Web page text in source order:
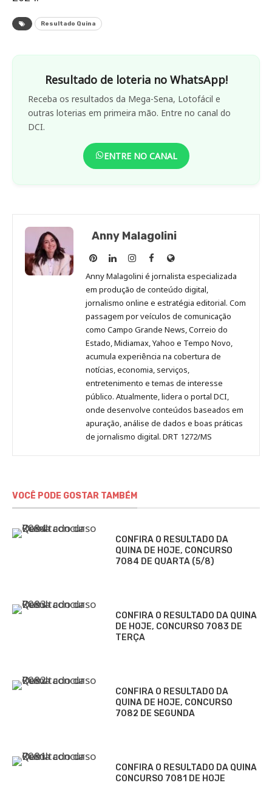
Resultado Quina
Resultado de loteria no WhatsApp!
Receba os resultados da Mega-Sena, Lotofácil e
outras loterias em primeira mão. Entre no canal do
DCI.
ENTRE NO CANAL
Anny Malagolini
Anny
Malagolini
no
Pinterest
Anny
Malagolini
no
LinkedIn
Anny
Malagolini
no
Instagram
Anny
Malagolini
no
Facebook
Site
de
Anny
Malagolini
Anny Malagolini é jornalista especializada
em produção de conteúdo digital,
jornalismo online e estratégia editorial. Com
passagem por veículos de comunicação
como Campo Grande News, Correio do
Estado, Midiamax, Yahoo e Tempo Novo,
acumula experiência na cobertura de
notícias, economia, serviços,
entretenimento e temas de interesse
público. Atualmente, lidera o portal DCI,
onde desenvolve conteúdos baseados em
apuração, análise de dados e boas práticas
de jornalismo digital. DRT 1272/MS
VOCÊ PODE GOSTAR TAMBÉM
CONFIRA O RESULTADO DA
QUINA DE HOJE, CONCURSO
7084 DE QUARTA (5/8)
CONFIRA O RESULTADO DA QUINA
DE HOJE, CONCURSO 7083 DE
TERÇA
CONFIRA O RESULTADO DA
QUINA DE HOJE, CONCURSO
7082 DE SEGUNDA
CONFIRA O RESULTADO DA QUINA
CONCURSO 7081 DE HOJE